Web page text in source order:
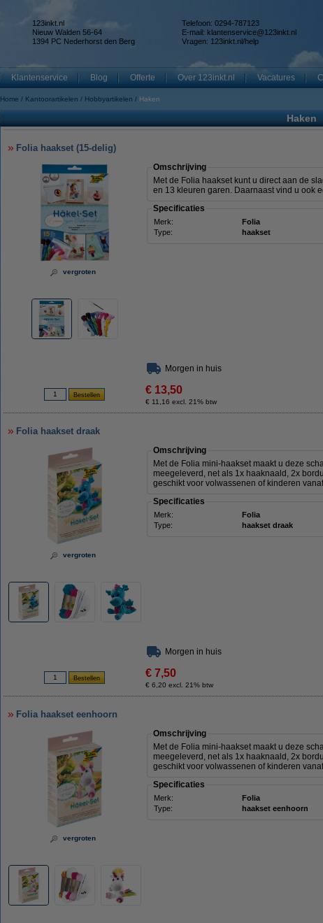
123inkt.nl
Nieuw Walden 56-64
1394 PC Nederhorst den Berg
Telefoon: 0294-787123
E-mail: klantenservice@123inkt.nl
Vragen: 123inkt.nl/help
Klantenservice Blog Offerte Over 123inkt.nl Vacatures
Home Kantoorartikelen Hobbyartikelen Haken
Haken
Folia haakset (15-delig)
vergroten
Omschrijving
Met de Folia haakset kunt u direct aan de
en 13 kleuren garen. Daarnaast vind u ook
Specificaties
Merk: Folia
Type:
haakset
Morgen in huis
€ 13,50
€ 11,16 excl. 21% btw
Folia haakset draak
vergroten
Omschrijving
Met de Folia mini-haakset maakt u deze
meegeleverd, net als 1x haaknaald, 2x
geschikt voor volwassenen of kinderen
Specificaties
Merk: Folia
Type:
haakset draak
Morgen in huis
€ 7,50
€ 6,20 excl. 21% btw
Folia haakset eenhoorn
vergroten
Omschrijving
Met de Folia mini-haakset maakt u deze
meegeleverd, net als 1x haaknaald, 2x
geschikt voor volwassenen of kinderen
Specificaties
Merk: Folia
Type:
haakset eenhoorn